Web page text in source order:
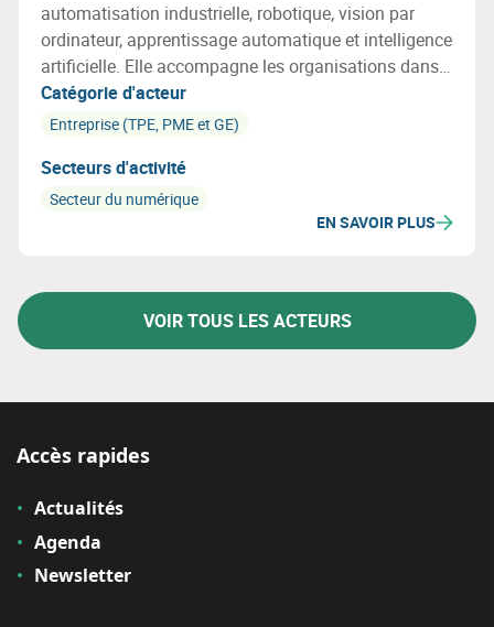
automatisation industrielle, robotique, vision par
ordinateur, apprentissage automatique et intelligence
artificielle. Elle accompagne les organisations dans
la conception, l’ingénierie et la mise en œuvre de
solutions technologiques visant à optimiser les
l’innovation.
Catégorie d'acteur
Entreprise (TPE, PME et GE)
Secteurs d'activité
Secteur du numérique
EN SAVOIR PLUS
VOIR TOUS LES ACTEURS
Accès rapides
Actualités
Agenda
Newsletter